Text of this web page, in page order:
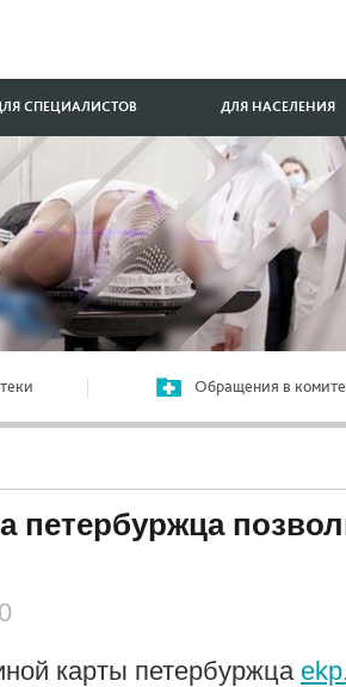
СПЕЦИАЛИСТОВ ДЛЯ НАСЕЛЕНИЯ
Обращения в
петербуржца
карты петербуржца